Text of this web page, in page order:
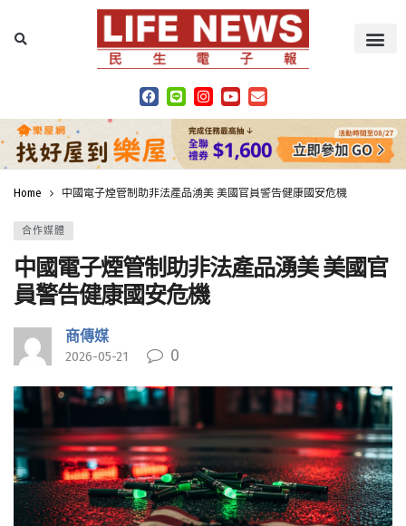
Home 中國電子煙管制助非法產品湧美 美國官員警告健康國安危機
合作媒體
中國電子煙管制助非法產品湧美 美國官
員警告健康國安危機
商傳媒
2026-05-21 0